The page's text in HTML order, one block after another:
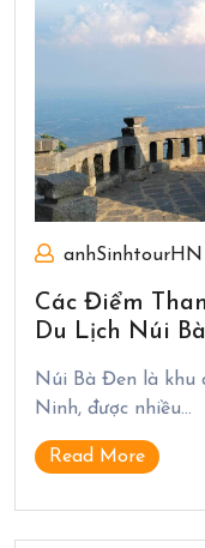
anhSinhtourHN
Các Điểm
Du Lịch Núi
Núi Bà Đen là khu
Ninh, được nhiều…
Read More